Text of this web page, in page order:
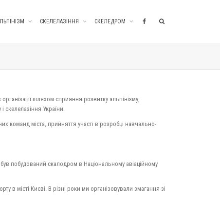
СКЕЛЕЛАЗІННЯ СКЕЛЕДРОМ
шляхом сприяння розвитку альпінізму,
скелелазіння України.
команд міста, прийняття участі в розробці навчально-
був побудований скалодром в Національному авіаційному
в місті Києві. В різні роки ми організовували змагання зі